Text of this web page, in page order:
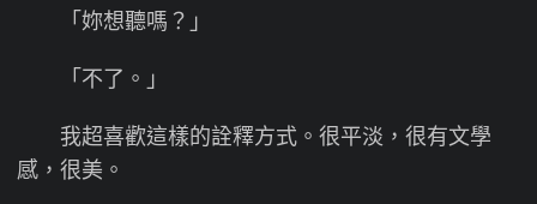
「妳想聽嗎？」
「不了。」
我超喜歡這樣的詮釋方式。很平淡，很有文學
感，很美。